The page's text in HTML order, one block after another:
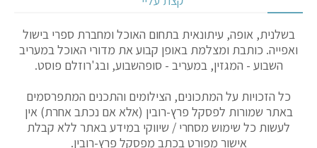
בשלנית, אופה, עיתונאית בתחום האוכל ומחברת ספרי בישול
ואפייה. כותבת ומצלמת באופן קבוע את מדורי האוכל במעריב
השבוע - המגזין, במעריב - סופהשבוע, ובג'רוזלם פוסט.
כל הזכויות על המתכונים, הצילומים והתכנים המתפרסמים
באתר שמורות לפסקל פרץ-רובין (אלא אם נכתב אחרת) אין
לעשות כל שימוש מסחרי / שיווקי במידע באתר ללא קבלת
אישור מפורט בכתב מפסקל פרץ-רובין.